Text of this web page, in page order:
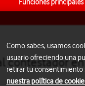
Funciones principales
contestador
Como sabes, usamos
usuario ofreciendo una
retirar tu consentimiento
nuestra política de